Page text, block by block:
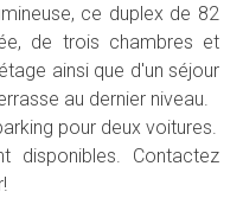
ce duplex de 82
de trois chambres et
ainsi que d'un séjour
au dernier niveau.
pour deux voitures.
disponibles. Contactez